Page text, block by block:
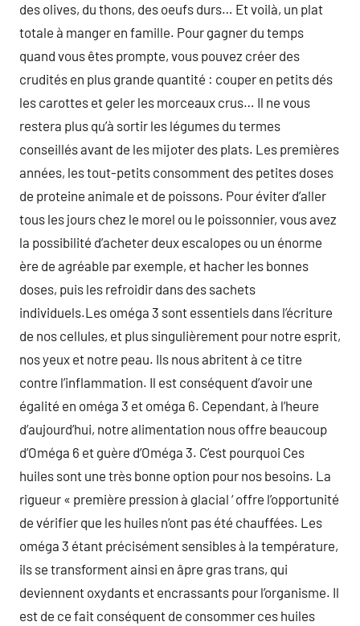
des olives, du thons, des oeufs durs… Et voilà, un plat
totale à manger en famille. Pour gagner du temps
quand vous êtes prompte, vous pouvez créer des
crudités en plus grande quantité : couper en petits dés
les carottes et geler les morceaux crus… Il ne vous
restera plus qu’à sortir les légumes du termes
conseillés avant de les mijoter des plats. Les premières
années, les tout-petits consomment des petites doses
de proteine animale et de poissons. Pour éviter d’aller
tous les jours chez le morel ou le poissonnier, vous avez
la possibilité d’acheter deux escalopes ou un énorme
ère de agréable par exemple, et hacher les bonnes
doses, puis les refroidir dans des sachets
individuels.Les oméga 3 sont essentiels dans l’écriture
de nos cellules, et plus singulièrement pour notre esprit,
nos yeux et notre peau. Ils nous abritent à ce titre
contre l’inflammation. Il est conséquent d’avoir une
égalité en oméga 3 et oméga 6. Cependant, à l’heure
d’aujourd’hui, notre alimentation nous offre beaucoup
d’Oméga 6 et guère d’Oméga 3. C’est pourquoi Ces
huiles sont une très bonne option pour nos besoins. La
rigueur « première pression à glacial ‘ offre l’opportunité
de vérifier que les huiles n’ont pas été chauffées. Les
oméga 3 étant précisément sensibles à la température,
ils se transforment ainsi en âpre gras trans, qui
deviennent oxydants et encrassants pour l’organisme. Il
est de ce fait conséquent de consommer ces huiles